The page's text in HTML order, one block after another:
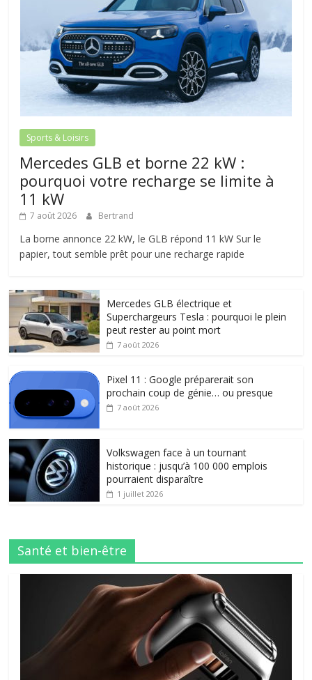
Sports & Loisirs
Mercedes GLB et borne 22 kW :
pourquoi votre recharge se limite à
11 kW
7 août 2026 Bertrand
La borne annonce 22 kW, le GLB répond 11 kW Sur le
papier, tout semble prêt pour une recharge rapide
Mercedes GLB électrique et
Superchargeurs Tesla : pourquoi le plein
peut rester au point mort
7 août 2026
Pixel 11 : Google préparerait son
prochain coup de génie… ou presque
7 août 2026
Volkswagen face à un tournant
historique : jusqu’à 100 000 emplois
pourraient disparaître
1 juillet 2026
Santé et bien-être